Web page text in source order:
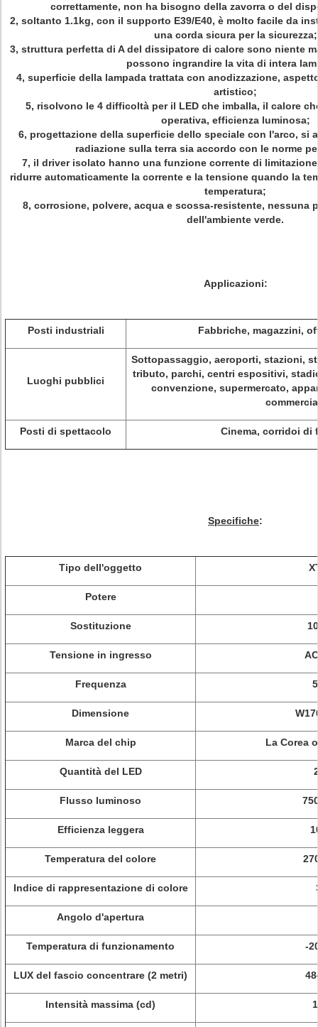
correttamente, non ha bisogno della zavorra o del
2, soltanto 1.1kg, con il supporto E39/E40, è molto facile da
una corda sicura per la sicurezza;
3, struttura perfetta di A del dissipatore di calore sono niente
possono ingrandire la vita di intera
4, superficie della lampada trattata con anodizzazione,
artistico;
5, risolvono le 4 difficoltà per il LED che imballa, il calore
operativa, efficienza luminosa;
6, progettazione della superficie dello speciale con l'arco, si
radiazione sulla terra sia accordo con le norme
7, il driver isolato hanno una funzione corrente di
ridurre automaticamente la corrente e la tensione quando la
temperatura;
8, corrosione, polvere, acqua e scossa-resistente, nessuna
dell'ambiente verde.
Applicazioni:
Posti industriali Fabbriche, magazzini,
Luoghi pubblici
Sottopassaggio, aeroporti, stazioni,
tributo, parchi, centri espositivi,
convenzione, supermercato,
Posti di spettacolo Cinema, corridoi di
Specifiche:
Tipo dell'oggetto
Potere
Sostituzione
Tensione in ingresso
Frequenza
Dimensione
Marca del chip La Corea
Quantità del LED
Flusso luminoso
Efficienza leggera
Temperatura del colore
Indice di rappresentazione di colore
Angolo d'apertura
Temperatura di funzionamento -
LUX del fascio concentrare (2 metri)
Intensità massima (cd)